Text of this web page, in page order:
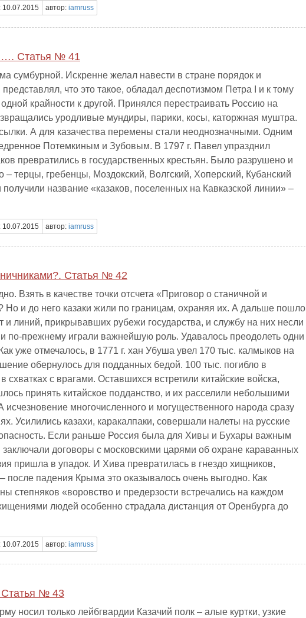
10.07.2015 автор: iamruss
Статья № 41
сумбурной. Искренне желал навести в стране порядок и
что это такое, обладал деспотизмом Петра I и к тому
крайности к другой. Принялся перестраивать Россию на
уродливые мундиры, парики, косы, каторжная муштра.
А для казачества перемены стали неоднозначными. Одним
Потемкиным и Зубовым. В 1797 г. Павел упразднил
превратились в государственных крестьян. Было разрушено и
– терцы, гребенцы, Моздокский, Волгский, Хоперский, Кубанский
получили название «казаков, поселенных на Кавказской линии» –
10.07.2015 автор: iamruss
Статья № 42
Взять в качестве точки отсчета «Приговор о станичной и
Но и до него казаки жили по границам, охраняя их. А дальше пошло
и линий, прикрывавших рубежи государства, и службу на них несли
по-прежнему играли важнейшую роль. Удавалось преодолеть одни
уже отмечалось, в 1771 г. хан Убуша увел 170 тыс. калмыков на
обернулось для подданных бедой. 100 тыс. погибло в
схватках с врагами. Оставшихся встретили китайские войска,
принять китайское подданство, и их расселили небольшими
многочисленного и могущественного народа сразу
Усилились казахи, каракалпаки, совершали налеты на русские
Если раньше Россия была для Хивы и Бухары важным
договоры с московскими царями об охране караванных
пришла в упадок. И Хива превратилась в гнездо хищников,
после падения Крыма это оказывалось очень выгодно. Как
степняков «воровство и предерзости встречались на каждом
людей особенно страдала дистанция от Оренбурга до
10.07.2015 автор: iamruss
Статья № 43
носил только лейбгвардии Казачий полк – алые куртки, узкие